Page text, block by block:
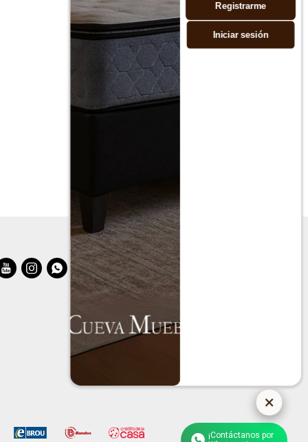
  
¡Contáctanos por
Registrarme
Iniciar sesión